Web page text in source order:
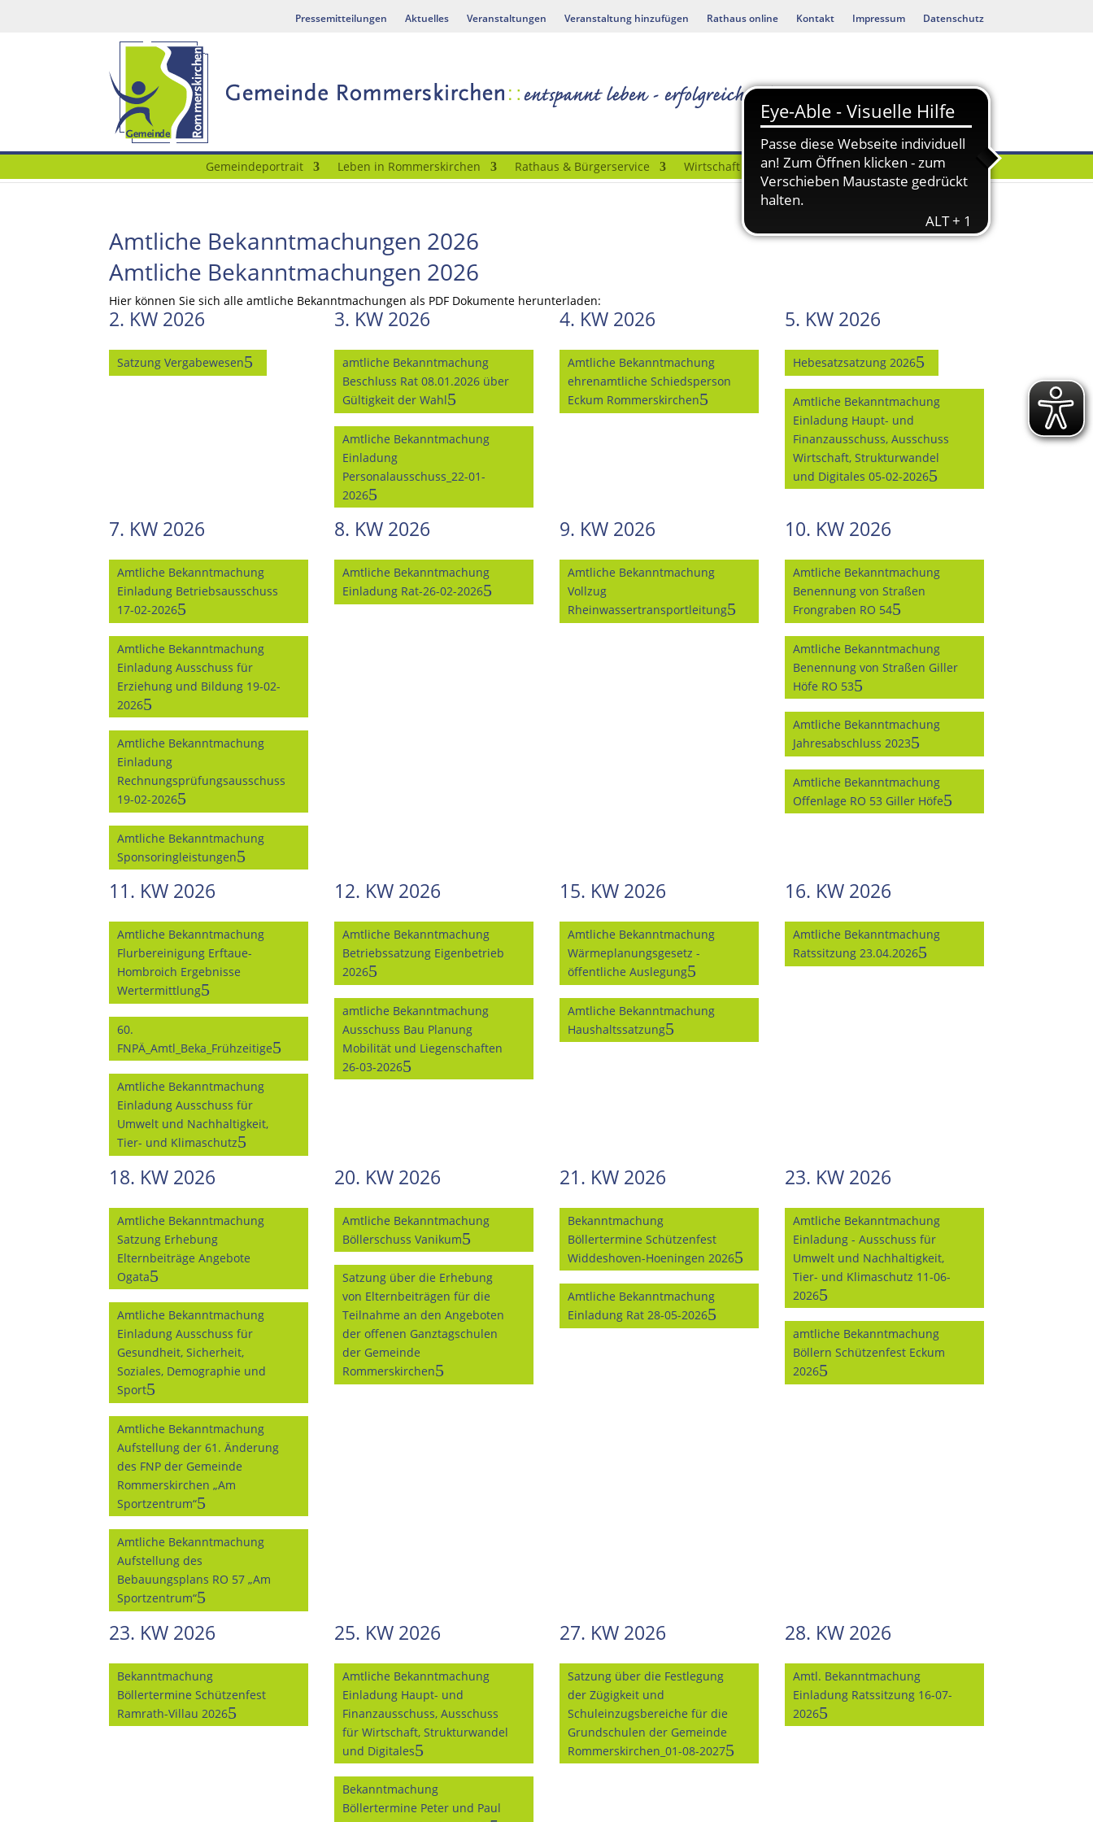
Pressemitteilungen Aktuelles Veranstaltungen Veranstaltung hinzufügen Rathaus online Kontakt Impressum Datenschutz
Gemeindeportrait Leben in Rommerskirchen Rathaus & Bürgerservice Wirtschaft Bauen & Umwelt
Amtliche Bekanntmachungen 2026
Amtliche Bekanntmachungen 2026
Hier können Sie sich alle amtliche Bekanntmachungen als PDF Dokumente herunterladen:
2. KW 2026
Satzung Vergabewesen
3. KW 2026
amtliche Bekanntmachung
Beschluss Rat 08.01.2026 über
Gültigkeit der Wahl
Amtliche Bekanntmachung
Einladung
Personalausschuss_22-01-
2026
4. KW 2026
Amtliche Bekanntmachung
ehrenamtliche Schiedsperson
Eckum Rommerskirchen
5. KW 2026
Hebesatzsatzung 2026
Amtliche Bekanntmachung
Einladung Haupt- und
Finanzausschuss, Ausschuss
Wirtschaft, Strukturwandel
und Digitales 05-02-2026
7. KW 2026
Amtliche Bekanntmachung
Einladung Betriebsausschuss
17-02-2026
Amtliche Bekanntmachung
Einladung Ausschuss für
Erziehung und Bildung 19-02-
2026
Amtliche Bekanntmachung
Einladung
Rechnungsprüfungsausschuss
19-02-2026
Amtliche Bekanntmachung
Sponsoringleistungen
8. KW 2026
Amtliche Bekanntmachung
Einladung Rat-26-02-2026
9. KW 2026
Amtliche Bekanntmachung
Vollzug
Rheinwassertransportleitung
10. KW 2026
Amtliche Bekanntmachung
Benennung von Straßen
Frongraben RO 54
Amtliche Bekanntmachung
Benennung von Straßen Giller
Höfe RO 53
Amtliche Bekanntmachung
Jahresabschluss 2023
Amtliche Bekanntmachung
Offenlage RO 53 Giller Höfe
11. KW 2026
Amtliche Bekanntmachung
Flurbereinigung Erftaue-
Hombroich Ergebnisse
Wertermittlung
60.
FNPÄ_Amtl_Beka_Frühzeitige
Amtliche Bekanntmachung
Einladung Ausschuss für
Umwelt und Nachhaltigkeit,
Tier- und Klimaschutz
12. KW 2026
Amtliche Bekanntmachung
Betriebssatzung Eigenbetrieb
2026
amtliche Bekanntmachung
Ausschuss Bau Planung
Mobilität und Liegenschaften
26-03-2026
15. KW 2026
Amtliche Bekanntmachung
Wärmeplanungsgesetz -
öffentliche Auslegung
Amtliche Bekanntmachung
Haushaltssatzung
16. KW 2026
Amtliche Bekanntmachung
Ratssitzung 23.04.2026
18. KW 2026
Amtliche Bekanntmachung
Satzung Erhebung
Elternbeiträge Angebote
Ogata
Amtliche Bekanntmachung
Einladung Ausschuss für
Gesundheit, Sicherheit,
Soziales, Demographie und
Sport
Amtliche Bekanntmachung
Aufstellung der 61. Änderung
des FNP der Gemeinde
Rommerskirchen „Am
Sportzentrum“
Amtliche Bekanntmachung
Aufstellung des
Bebauungsplans RO 57 „Am
Sportzentrum“
20. KW 2026
Amtliche Bekanntmachung
Böllerschuss Vanikum
Satzung über die Erhebung
von Elternbeiträgen für die
Teilnahme an den Angeboten
der offenen Ganztagschulen
der Gemeinde
Rommerskirchen
21. KW 2026
Bekanntmachung
Böllertermine Schützenfest
Widdeshoven-Hoeningen 2026
Amtliche Bekanntmachung
Einladung Rat 28-05-2026
23. KW 2026
Amtliche Bekanntmachung
Einladung - Ausschuss für
Umwelt und Nachhaltigkeit,
Tier- und Klimaschutz 11-06-
2026
amtliche Bekanntmachung
Böllern Schützenfest Eckum
2026
23. KW 2026
Bekanntmachung
Böllertermine Schützenfest
Ramrath-Villau 2026
25. KW 2026
Amtliche Bekanntmachung
Einladung Haupt- und
Finanzausschuss, Ausschuss
für Wirtschaft, Strukturwandel
und Digitales
Bekanntmachung
Böllertermine Peter und Paul
27. KW 2026
Satzung über die Festlegung
der Zügigkeit und
Schuleinzugsbereiche für die
Grundschulen der Gemeinde
Rommerskirchen_01-08-2027
28. KW 2026
Amtl. Bekanntmachung
Einladung Ratssitzung 16-07-
2026